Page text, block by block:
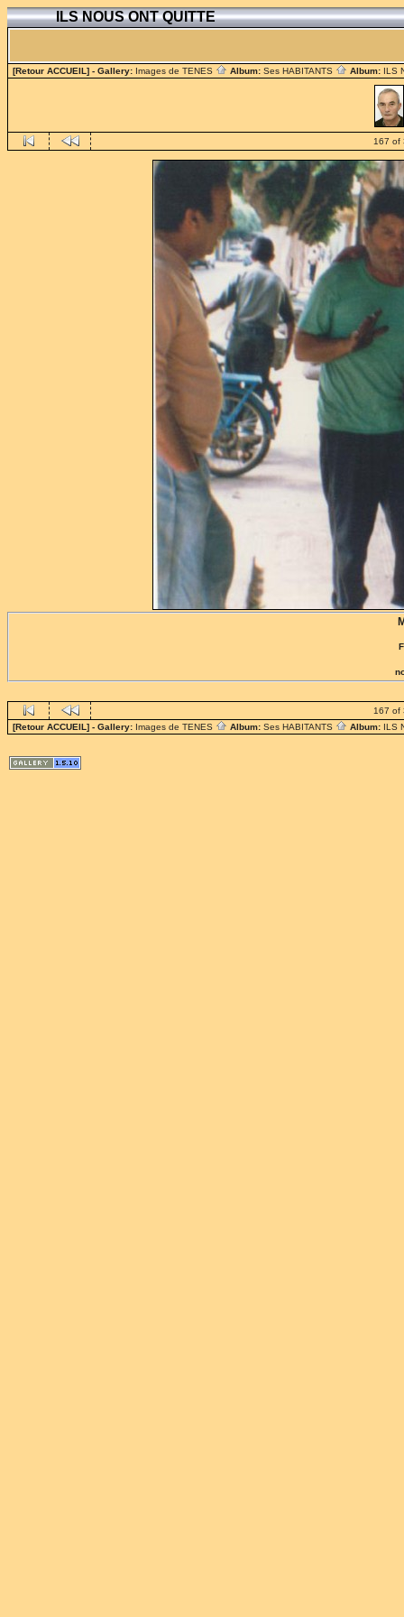
ILS NOUS ONT QUITTE
[Retour ACCUEIL] - Gallery: Images de TENES Album: Ses HABITANTS Album: ILS
167 of
167 of
[Retour ACCUEIL] - Gallery: Images de TENES Album: Ses HABITANTS Album: ILS